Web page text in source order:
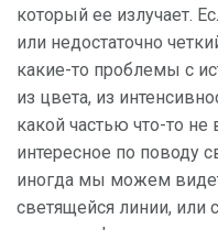
который ее излучает.
или недостаточно
какие-то проблемы с
из цвета, из
какой частью что-то
интересное по поводу
иногда мы можем
светящейся линии, или